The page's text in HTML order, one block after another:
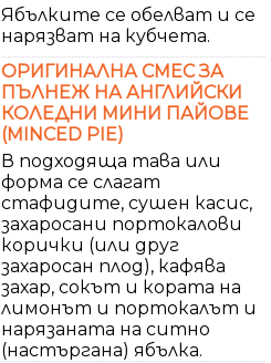
Ябълките се обелват и се
нарязват на кубчета.
ОРИГИНАЛНА СМЕС ЗА
ПЪЛНЕЖ НА АНГЛИЙСКИ
КОЛЕДНИ МИНИ ПАЙОВЕ
(MINCED PIE)
В подходяща тава или
форма се слагат
стафидите, сушен касис,
захаросани портокалови
корички (или друг
захаросан плод), кафява
захар, сокът и кората на
лимонът и портокалът и
нарязаната на ситно
(настъргана) ябълка.